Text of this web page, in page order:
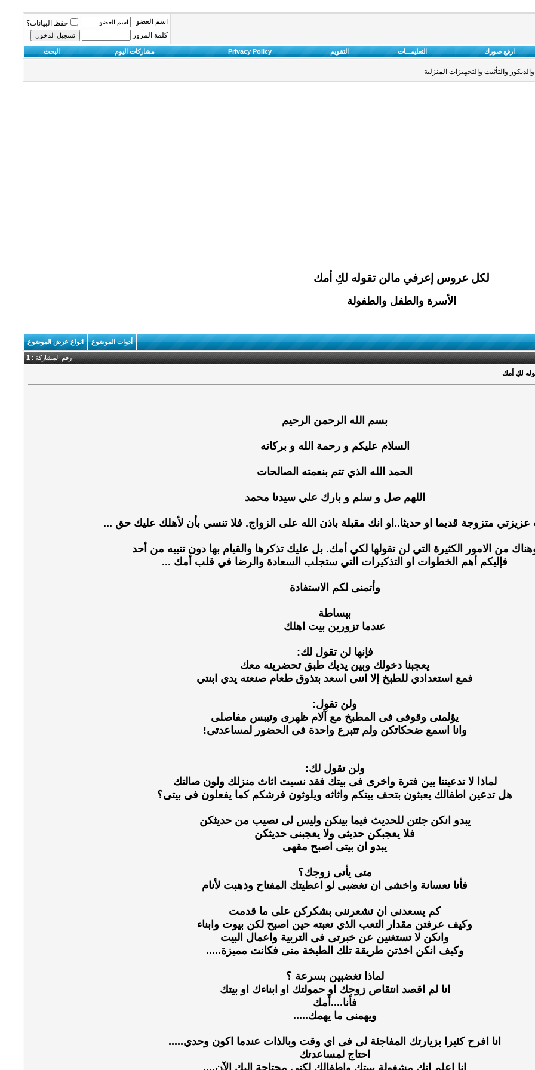
اسم العضو
حفظ البيانات؟
كلمة المرور
ارفع صورك التعليمـــات التقويم Privacy Policy مشاركات اليوم البحث
والتأثيت والتجهيزات المنزلية
لكل عروس إعرفي مالن تقوله لكِ أمك
الأسرة والطفل والطفولة
أدوات الموضوع انواع عرض الموضوع
رقم المشاركة :1
لكِ أمك
بسم الله الرحمن الرحيم
السلام عليكم و رحمة الله و بركاته
الحمد الله الذي تتم بنعمته الصالحات
اللهم صل و سلم و بارك علي سيدنا محمد
عزيزتي متزوجة قديما او حديثا..او انك مقبلة باذن الله على الزواج. فلا تنسي بأن لأهلك عليك حق ...
من الامور الكثيرة التي لن تقولها لكي أمك. بل عليك تذكرها والقيام بها دون تنبيه من أحد
فإليكم أهم الخطوات او التذكيرات التي ستجلب السعادة والرضا في قلب أمك ...
وأتمنى لكم الاستفادة
ببساطة
عندما تزورين بيت اهلك
فإنها لن تقول لك:
يعجبنا دخولك وبين يديك طبق تحضرينه معك
فمع استعدادي للطبخ إلا اننى اسعد بتذوق طعام صنعته يدي ابنتي
ولن تقول:
يؤلمنى وقوفى فى المطبخ مع آلام ظهرى وتيبس مفاصلى
وانا اسمع ضحكاتكن ولم تتبرع واحدة فى الحضور لمساعدتى!
ولن تقول لك:
لماذا لا تدعيننا بين فترة واخرى فى بيتك فقد نسيت اثاث منزلك ولون صالتك
هل تدعين اطفالك يعبثون بتحف بيتكم واثاثه ويلوثون فرشكم كما يفعلون فى بيتى؟
يبدو انكن جئتن للحديث فيما بينكن وليس لى نصيب من حديثكن
فلا يعجبكن حديثى ولا يعجبنى حديثكن
يبدو ان بيتى اصبح مقهى
متى يأتى زوجك؟
فأنا نعسانة واخشى ان تغضبى لو اعطيتك المفتاح وذهبت لأنام
كم يسعدنى ان تشعرننى بشكركن على ما قدمت
وكيف عرفتن مقدار التعب الذي تعبته حين اصبح لكن بيوت وابناء
وانكن لا تستغنين عن خبرتى فى التربية واعمال البيت
وكيف انكن اخذتن طريقة تلك الطبخة منى فكانت مميزة.....
لماذا تغضبين بسرعة ؟
انا لم اقصد انتقاص زوجك او حمولتك او ابناءك او بيتك
فأنا....أمك
ويهمنى ما يهمك.....
انا افرح كثيرا بزيارتك المفاجئة لى فى اي وقت وبالذات عندما اكون وحدي.....
احتاج لمساعدتك
انا اعلم انك مشغولة ببيتك واطفالك لكنى محتاجة اليك الآن....